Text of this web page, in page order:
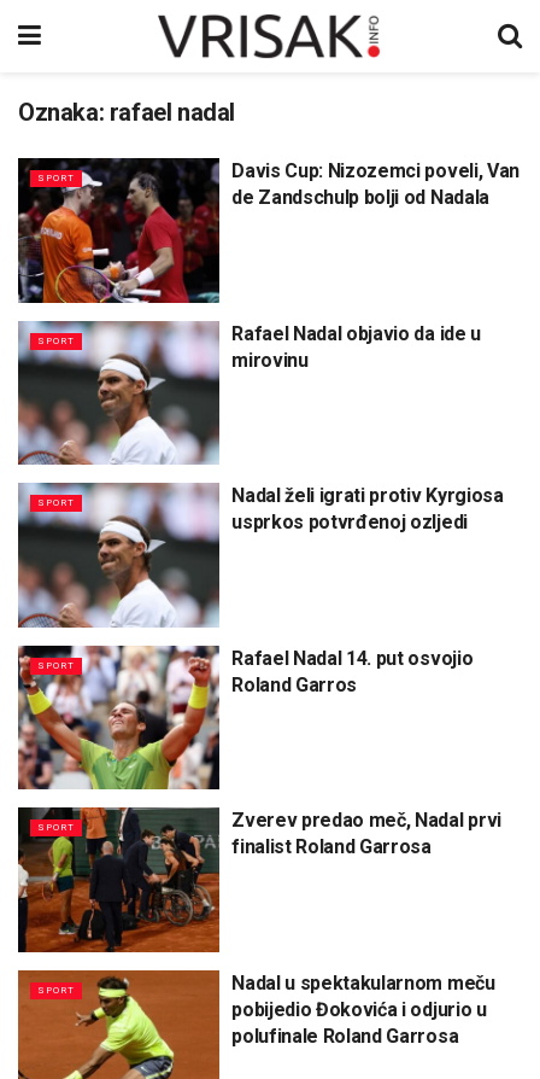
Oznaka: rafael nadal
SPORT
Davis Cup: Nizozemci poveli, Van
de Zandschulp bolji od Nadala
SPORT
Rafael Nadal objavio da ide u
mirovinu
SPORT
Nadal želi igrati protiv Kyrgiosa
usprkos potvrđenoj ozljedi
SPORT
Rafael Nadal 14. put osvojio
Roland Garros
SPORT
Zverev predao meč, Nadal prvi
finalist Roland Garrosa
SPORT
Nadal u spektakularnom meču
pobijedio Đokovića i odjurio u
polufinale Roland Garrosa